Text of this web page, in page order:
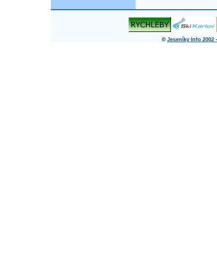
© Jeseníky Info 2002